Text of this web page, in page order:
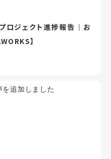
ロジェクト進捗報告｜お
】